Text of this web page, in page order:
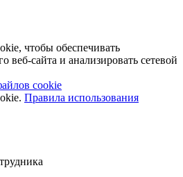
чтобы обеспечивать
веб-сайта и анализировать сетевой
cookie
Правила использования